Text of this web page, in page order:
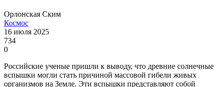
Орлонская Ским
Космос
16 июля 2025
734
0
Российские ученые пришли к выводу, что древние солнечные
вспышки могли стать причиной массовой гибели живых
организмов на Земле. Эти вспышки представляют собой